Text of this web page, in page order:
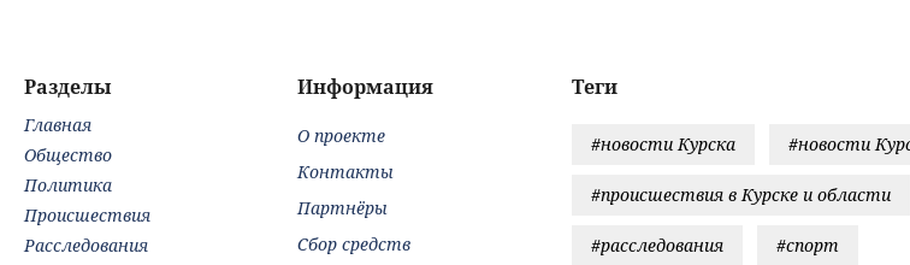
Теги
#новости Курска #новости
#происшествия в Курске и области
#расследования #спорт
Разделы
Главная
Общество
Политика
Происшествия
Расследования
Информация
О проекте
Контакты
Партнёры
Сбор средств